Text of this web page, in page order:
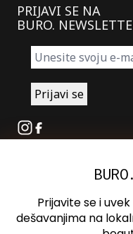
PRIJAVI SE NA
BURO.
Instagram
Facebook
Oglašavanje
Kontakt
Prijavite se i
dešavanjima na